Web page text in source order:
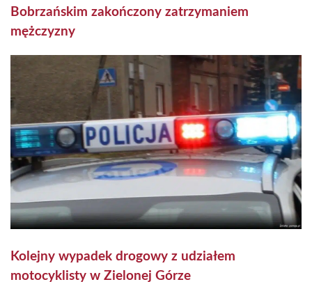
Bobrzańskim zakończony zatrzymaniem
mężczyzny
Kolejny wypadek drogowy z udziałem
motocyklisty w Zielonej Górze